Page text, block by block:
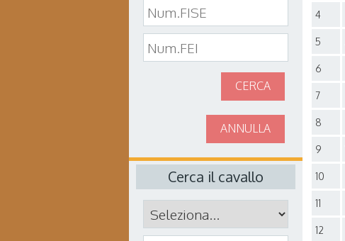
CERCA
ANNULLA
Cerca il cavallo
4
5
6
7
8
9
10
11
12